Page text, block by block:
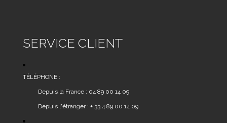
SERVICE CLIENT
TÉLÉPHONE :
Depuis la France : 04 89 00 14 09
Depuis l'étranger : + 33 4 89 00 14 09